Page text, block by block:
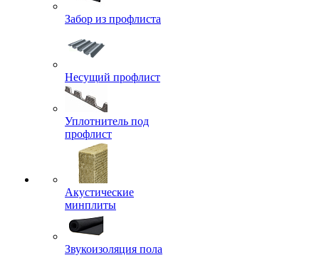
Забор из профлиста
Несущий профлист
Уплотнитель под
профлист
Акустические
минплиты
Звукоизоляция пола